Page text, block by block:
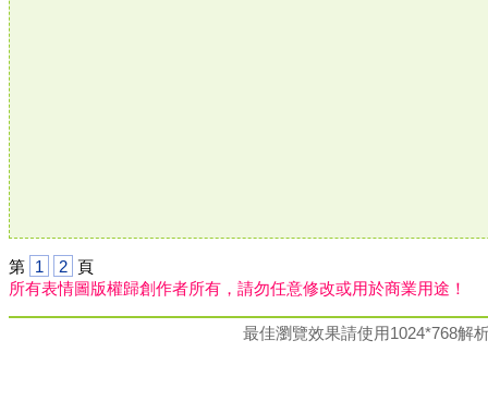
第 1 2
頁
所有表情圖版權歸創作者所有，請勿任意修改或用於商業用途！
最佳瀏覽效果請使用